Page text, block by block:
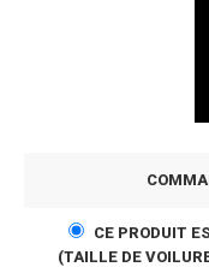
CE PRODUIT
(TAILLE DE